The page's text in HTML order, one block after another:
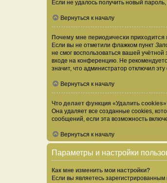
Если не удалось получить новый
Вернуться к началу
Почему мне периодически приходится
Если вы не отметили флажком пункт
не смог воспользоваться вашей
входе на конференцию. Не
значит, что администратор отключил
Вернуться к началу
Что делает функция «Удалить
Она удаляет все созданные cookies,
сообщений, если эта возможность
Вернуться к началу
Параметры и настройки
Как мне изменить мои настройки?
Если вы являетесь